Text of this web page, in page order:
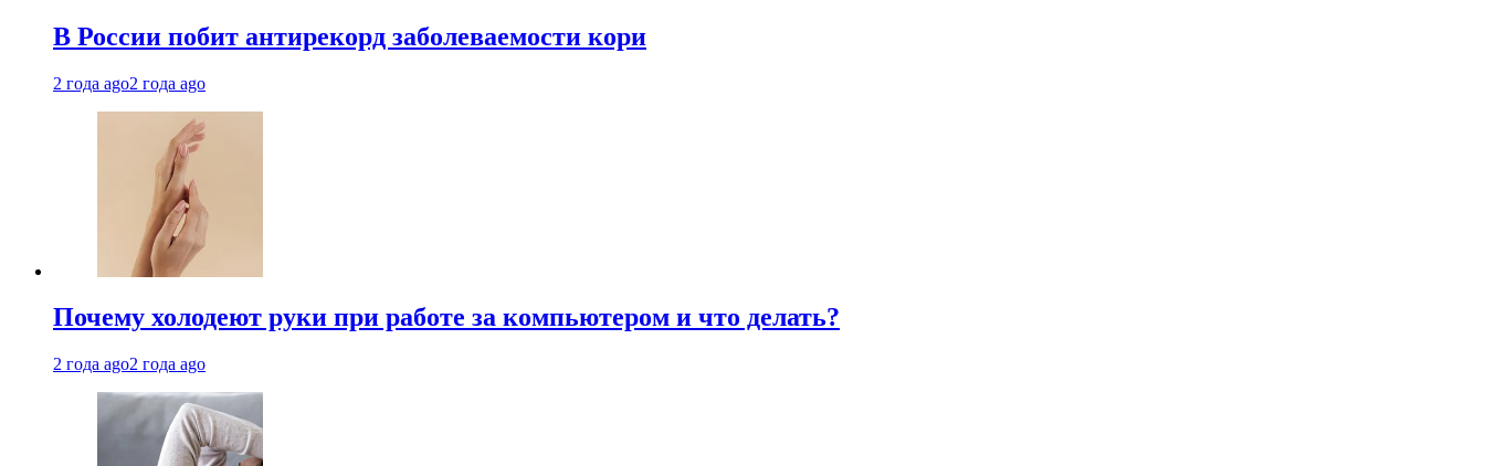
В России побит антирекорд заболеваемости кори
2 года ago2 года ago
Почему холодеют руки при работе за компьютером и что делать?
2 года ago2 года ago